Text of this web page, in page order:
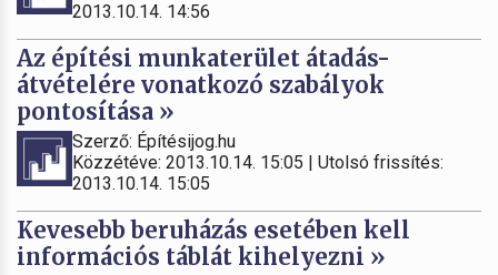
2013.10.14. 14:56
Az építési munkaterület átadás-
átvételére vonatkozó szabályok
pontosítása »
Szerző: Építésijog.hu
Közzétéve: 2013.10.14. 15:05 | Utolsó frissítés:
2013.10.14. 15:05
Kevesebb beruházás esetében kell
információs táblát kihelyezni »